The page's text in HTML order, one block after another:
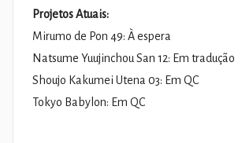
Projetos Atuais:
Mirumo de Pon 49: À espera
Natsume Yuujinchou San 12: Em tradução
Shoujo Kakumei Utena 03: Em QC
Tokyo Babylon: Em QC